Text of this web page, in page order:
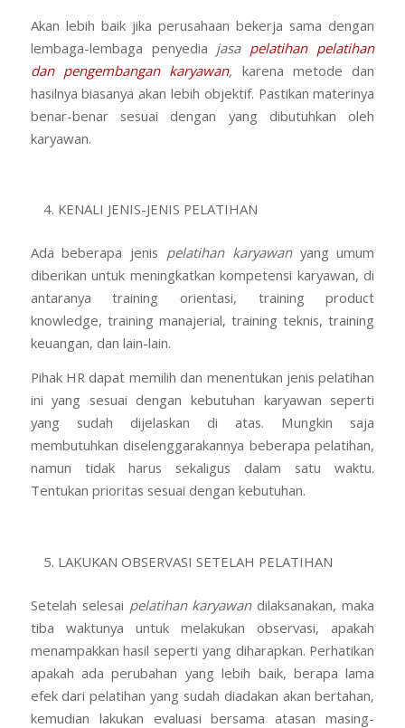
Akan lebih baik jika perusahaan bekerja sama dengan
lembaga-lembaga penyedia jasa pelatihan pelatihan
dan pengembangan karyawan, karena metode dan
hasilnya biasanya akan lebih objektif. Pastikan materinya
benar-benar sesuai dengan yang dibutuhkan oleh
karyawan.
KENALI JENIS-JENIS PELATIHAN
Ada beberapa jenis pelatihan karyawanyang umum
diberikan untuk meningkatkan kompetensi karyawan, di
antaranya training orientasi, training product
knowledge, training manajerial, training teknis, training
keuangan, dan lain-lain.
Pihak HR dapat memilih dan menentukan jenis pelatihan
ini yang sesuai dengan kebutuhan karyawan seperti
yang sudah dijelaskan di atas. Mungkin saja
membutuhkan diselenggarakannya beberapa pelatihan,
namun tidak harus sekaligus dalam satu waktu.
Tentukan prioritas sesuai dengan kebutuhan.
LAKUKAN OBSERVASI SETELAH PELATIHAN
Setelah selesai pelatihan karyawandilaksanakan, maka
tiba waktunya untuk melakukan observasi, apakah
menampakkan hasil seperti yang diharapkan. Perhatikan
apakah ada perubahan yang lebih baik, berapa lama
efek dari pelatihan yang sudah diadakan akan bertahan,
kemudian lakukan evaluasi bersama atasan masing-